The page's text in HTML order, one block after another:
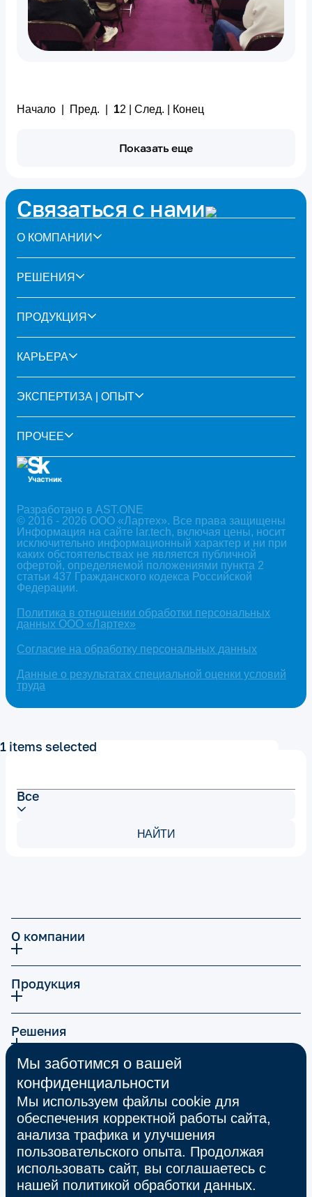
Начало | Пред. | 12 След. Конец
Показать еще
Связаться с нами
Информация на сайте lar.tech, включая цены, носит
исключительно информационный характер и ни при
каких обстоятельствах не является публичной
офертой, определяемой положениями пункта 2
статьи 437 Гражданского кодекса Российской
Федерации.
Политика в отношении обработки персональных
данных ООО «Лартех»
Согласие на обработку персональных данных
Данные о результатах специальной оценки условий
труда
О КОМПАНИИ
РЕШЕНИЯ
ПРОДУКЦИЯ
КАРЬЕРА
ЭКСПЕРТИЗА | ОПЫТ
ПРОЧЕЕ
Разработано в AST.ONE
© 2016 - 2026 ООО «Лартех». Все права защищены
Все
1 items selected
НАЙТИ
О компании
Продукция
Решения
Карьера
Экспертиза | Опыт
Тех.поддержка
Мы заботимся о вашей
конфиденциальности
Мы используем файлы cookie для
обеспечения корректной работы сайта,
анализа трафика и улучшения
пользовательского опыта. Продолжая
использовать сайт, вы соглашаетесь с
нашей политикой обработки данных.